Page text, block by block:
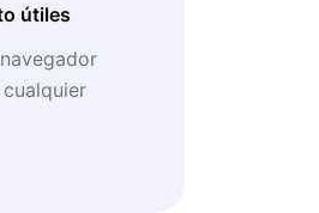
útiles